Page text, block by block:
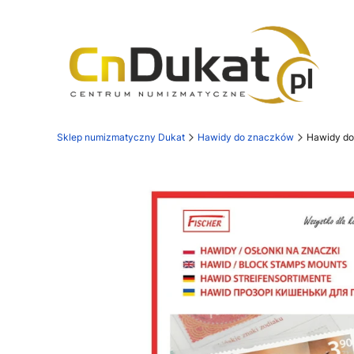
Sklep numizmatyczny Dukat Hawidy do znaczków Hawidy